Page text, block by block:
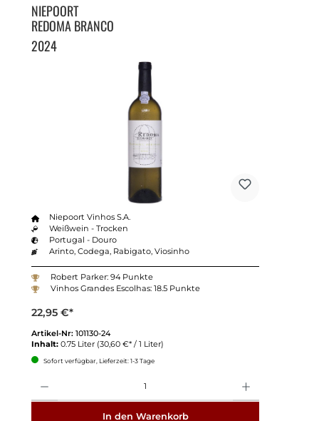
NIEPOORT
REDOMA BRANCO
2024
Niepoort Vinhos S.A.
Weißwein - Trocken
Portugal - Douro
Arinto, Codega, Rabigato, Viosinho
Robert Parker: 94 Punkte
Vinhos Grandes Escolhas: 18.5 Punkte
22,95 €*
Artikel-Nr: 101130-24
Inhalt: 0.75 Liter (30,60 €* / 1 Liter)
Sofort verfügbar, Lieferzeit: 1-3 Tage
In den Warenkorb